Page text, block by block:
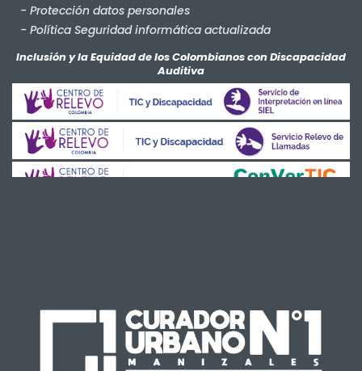
- Protección datos personales
- Política Seguridad informática actualizada
- Salud y Seguridad en el Trabajo
Inclusión y la Equidad de los Colombianos con Discapacidad
Auditiva